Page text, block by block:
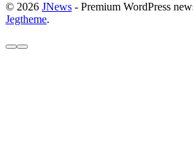
© 2026 JNews - Premium WordPress
Jegtheme.